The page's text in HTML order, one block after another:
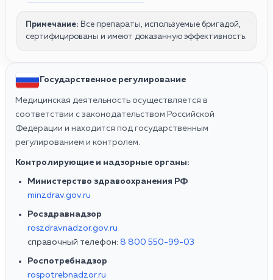
Примечание: Все препараты, используемые бригадой,
сертифицированы и имеют доказанную эффективность.
Государственное регулирование
Медицинская деятельность осуществляется в
соответствии с законодательством Российской
Федерации и находится под государственным
регулированием и контролем.
Контролирующие и надзорные органы:
Министерство здравоохранения РФ
minzdrav.gov.ru
Росздравнадзор
roszdravnadzor.gov.ru
справочный телефон: 8 800 550-99-03
Роспотребнадзор
rospotrebnadzor.ru